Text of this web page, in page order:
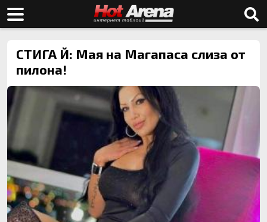
СТИГА Й: Мая на Магапаса слиза от
пилона!